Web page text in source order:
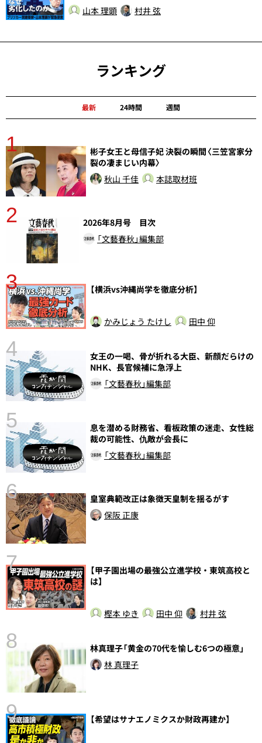
山本 理顕 村井 弦
ランキング
最新 24時間 週間
1
彬子女王と母信子妃 決裂の瞬間〈三笠宮家分
裂の凄まじい内幕〉
秋山 千佳
本誌取材班
2
2026年8月号 目次
「文藝春秋」編集部
3 【横浜vs沖縄尚学を徹底分析】
かみじょう たけし 田中 仰
4
女王の一喝、骨が折れる大臣、新顔だらけの
NHK、長官候補に急浮上
「文藝春秋」編集部
5
息を潜める財務省、看板政策の迷走、女性総
裁の可能性、仇敵が会長に
「文藝春秋」編集部
6
皇室典範改正は象徴天皇制を揺るがす
保阪 正康
7
【甲子園出場の最強公立進学校・東筑高校と
は】
樫本 ゆき 田中 仰 村井 弦
8
林真理子「黄金の70代を愉しむ6つの極意」
林 真理子
9 【希望はサナエノミクスか財政再建か】